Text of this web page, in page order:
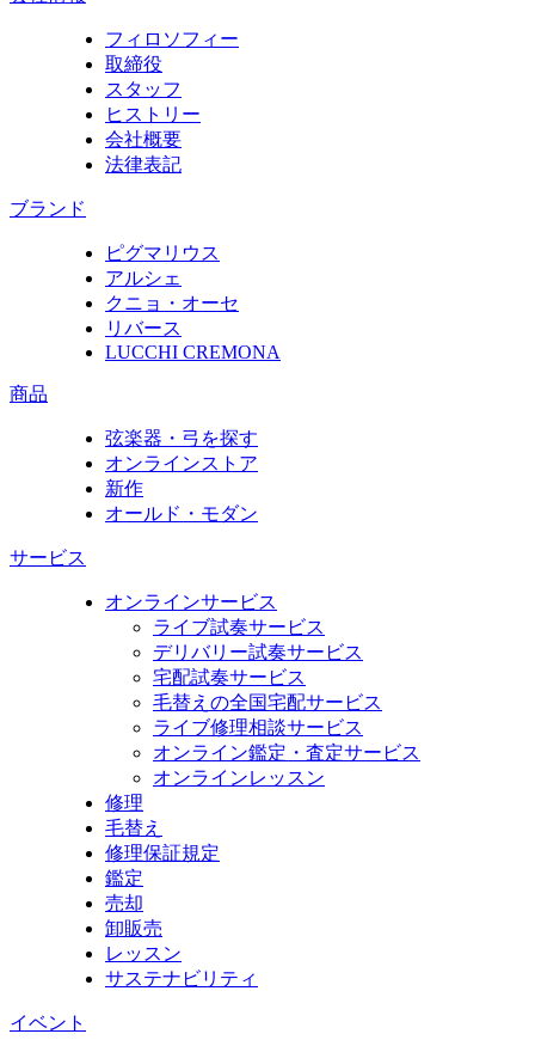
フィロソフィー
取締役
スタッフ
ヒストリー
会社概要
法律表記
ブランド
ピグマリウス
アルシェ
クニョ・オーセ
リバース
LUCCHI CREMONA
商品
弦楽器・弓を探す
オンラインストア
新作
オールド・モダン
サービス
オンラインサービス
ライブ試奏サービス
デリバリー試奏サービス
宅配試奏サービス
毛替えの全国宅配サービス
ライブ修理相談サービス
オンライン鑑定・査定サービス
オンラインレッスン
修理
毛替え
修理保証規定
鑑定
売却
卸販売
レッスン
サステナビリティ
イベント